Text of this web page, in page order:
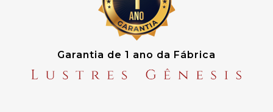
Garantia de 1 ano da Fábrica